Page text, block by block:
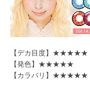
【デカ目度】★★★★★
【発色】★★★★★
【カラバリ】★★★★★